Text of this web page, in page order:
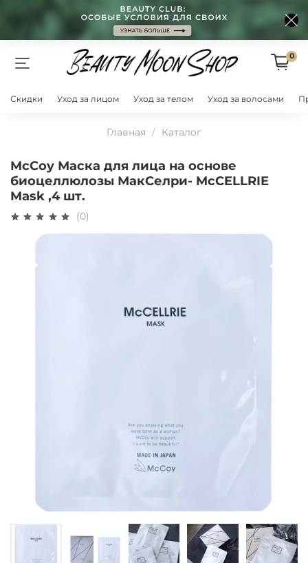
0
Скидки Уход за лицом Уход за телом Уход за волосами
Главная Каталог
McCoy Маска для лица на основе
биоцеллюлозы МакСелри- McCELLRIE
Mask ,4 шт.
(0)